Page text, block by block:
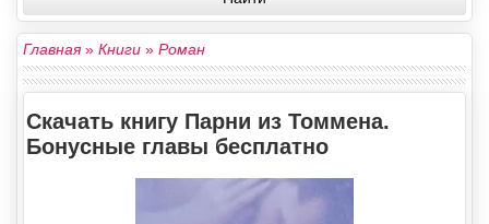
Главная» Книги » Роман
Скачать книгу Парни из Томмена.
Бонусные главы бесплатно